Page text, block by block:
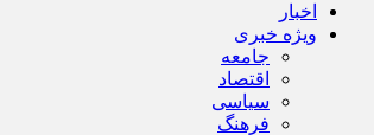
اخبار
ویژه خبری
جامعه
اقتصاد
سیاسی
فرهنگ